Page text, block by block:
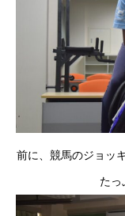
前に、競馬のジョッ
たっ